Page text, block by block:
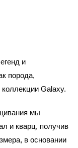
и
порода,
Galaxy.
мы
и кварц, получив
в основании